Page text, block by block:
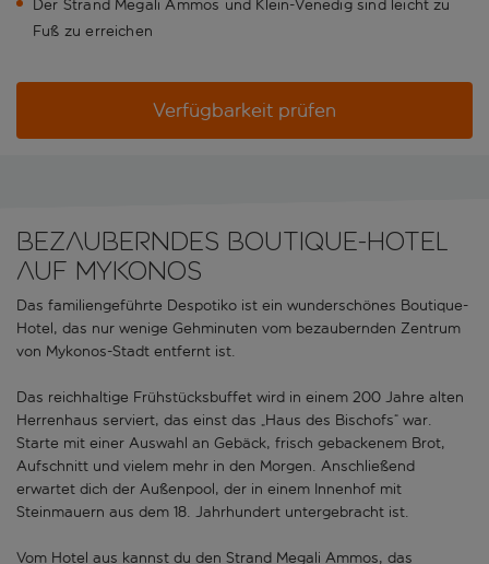
Der Strand Megali Ammos und Klein-Venedig sind leicht zu
Fuß zu erreichen
Verfügbarkeit prüfen
BEZAUBERNDES BOUTIQUE-HOTEL
AUF MYKONOS
Das familiengeführte Despotiko ist ein wunderschönes Boutique-
Hotel, das nur wenige Gehminuten vom bezaubernden Zentrum
von Mykonos-Stadt entfernt ist.
Das reichhaltige Frühstücksbuffet wird in einem 200 Jahre alten
Herrenhaus serviert, das einst das „Haus des Bischofs“ war.
Starte mit einer Auswahl an Gebäck, frisch gebackenem Brot,
Aufschnitt und vielem mehr in den Morgen. Anschließend
erwartet dich der Außenpool, der in einem Innenhof mit
Steinmauern aus dem 18. Jahrhundert untergebracht ist.
Vom Hotel aus kannst du den Strand Megali Ammos, das